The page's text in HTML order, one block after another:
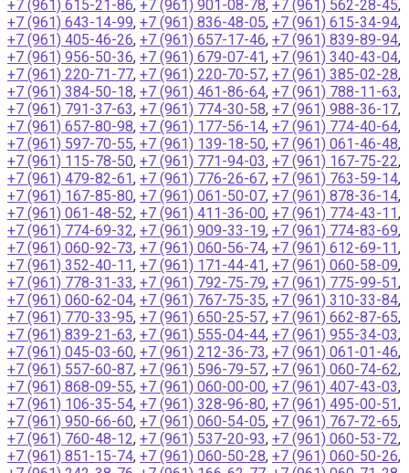
+7 (961) 615-21-86, +7 (961) 901-08-78, +7 (961) 562-28-45,
+7 (961) 643-14-99, +7 (961) 836-48-05, +7 (961) 615-34-94,
+7 (961) 405-46-26, +7 (961) 657-17-46, +7 (961) 839-89-94,
+7 (961) 956-50-36, +7 (961) 679-07-41, +7 (961) 340-43-04,
+7 (961) 220-71-77, +7 (961) 220-70-57, +7 (961) 385-02-28,
+7 (961) 384-50-18, +7 (961) 461-86-64, +7 (961) 788-11-63,
+7 (961) 791-37-63, +7 (961) 774-30-58, +7 (961) 988-36-17,
+7 (961) 657-80-98, +7 (961) 177-56-14, +7 (961) 774-40-64,
+7 (961) 597-70-55, +7 (961) 139-18-50, +7 (961) 061-46-48,
+7 (961) 115-78-50, +7 (961) 771-94-03, +7 (961) 167-75-22,
+7 (961) 479-82-61, +7 (961) 776-26-67, +7 (961) 763-59-14,
+7 (961) 167-85-80, +7 (961) 061-50-07, +7 (961) 878-36-14,
+7 (961) 061-48-52, +7 (961) 411-36-00, +7 (961) 774-43-11,
+7 (961) 774-69-32, +7 (961) 909-33-19, +7 (961) 774-83-69,
+7 (961) 060-92-73, +7 (961) 060-56-74, +7 (961) 612-69-11,
+7 (961) 352-40-11, +7 (961) 171-44-41, +7 (961) 060-58-09,
+7 (961) 778-31-33, +7 (961) 792-75-79, +7 (961) 775-99-51,
+7 (961) 060-62-04, +7 (961) 767-75-35, +7 (961) 310-33-84,
+7 (961) 770-33-95, +7 (961) 650-25-57, +7 (961) 662-87-65,
+7 (961) 839-21-63, +7 (961) 555-04-44, +7 (961) 955-34-03,
+7 (961) 045-03-60, +7 (961) 212-36-73, +7 (961) 061-01-46,
+7 (961) 557-60-87, +7 (961) 596-79-57, +7 (961) 060-74-62,
+7 (961) 868-09-55, +7 (961) 060-00-00, +7 (961) 407-43-03,
+7 (961) 106-35-54, +7 (961) 328-96-80, +7 (961) 495-00-51,
+7 (961) 950-66-60, +7 (961) 060-54-05, +7 (961) 767-72-65,
+7 (961) 760-48-12, +7 (961) 537-20-93, +7 (961) 060-53-72,
+7 (961) 851-15-74, +7 (961) 060-50-28, +7 (961) 060-50-26,